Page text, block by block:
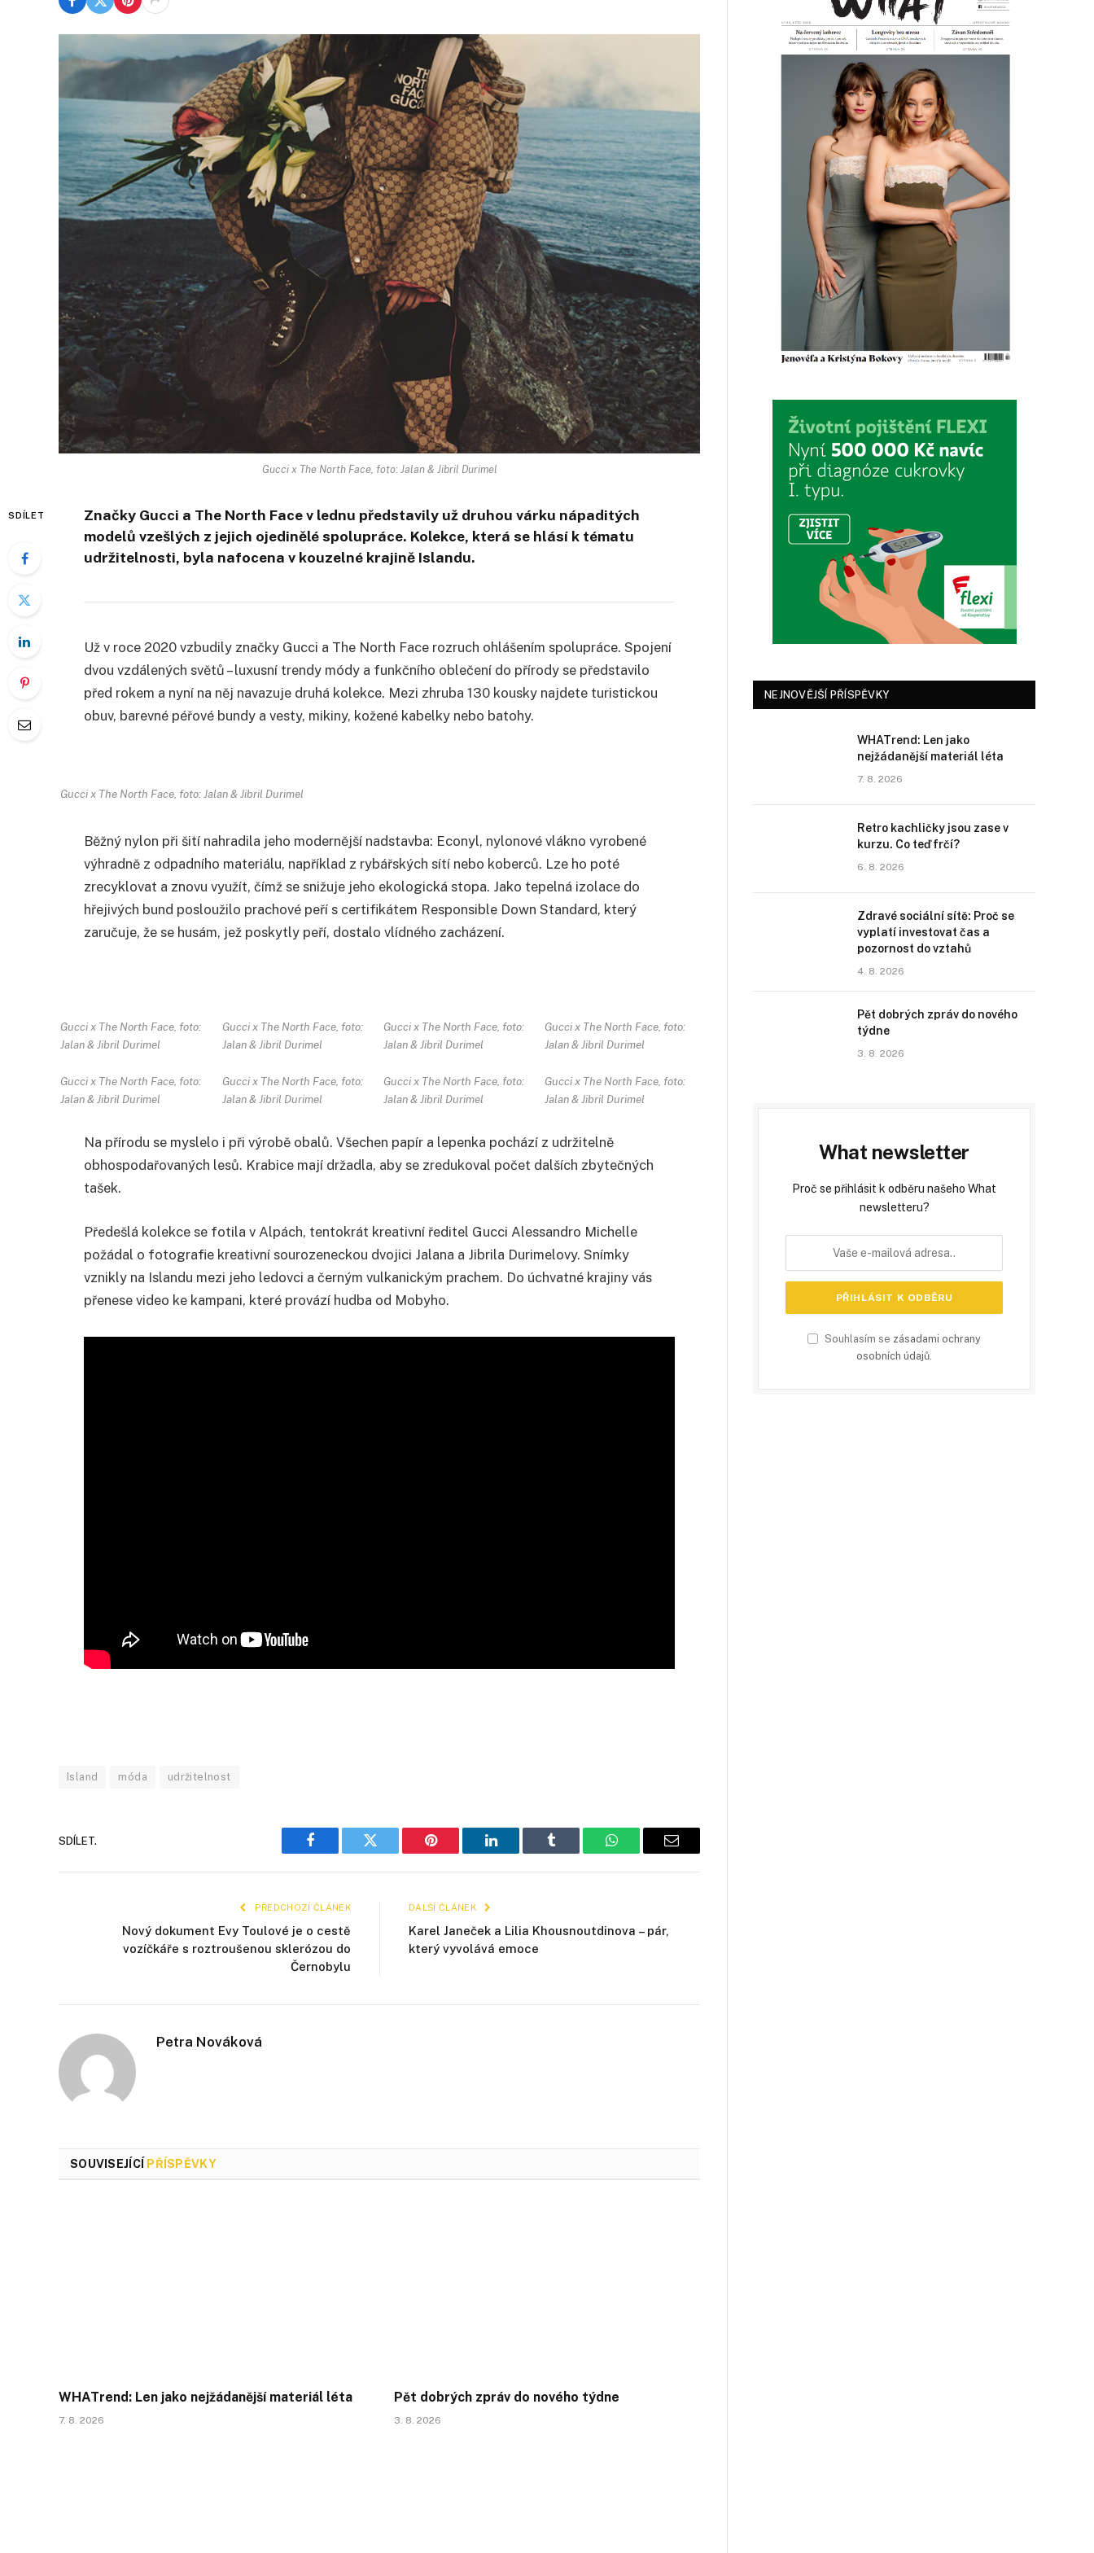
Gucci x The North Face, foto: Jalan & Jibril Durimel
SDÍLET
Značky Gucci a The North Face v lednu představily už druhou várku nápaditých
modelů vzešlých z jejich ojedinělé spolupráce. Kolekce, která se hlásí k tématu
udržitelnosti, byla nafocena v kouzelné krajině Islandu.
Už v roce 2020 vzbudily značky Gucci a The North Face rozruch ohlášením spolupráce. Spojení
dvou vzdálených světů – luxusní trendy módy a funkčního oblečení do přírody se představilo
před rokem a nyní na něj navazuje druhá kolekce. Mezi zhruba 130 kousky najdete turistickou
obuv, barevné péřové bundy a vesty, mikiny, kožené kabelky nebo batohy.
Gucci x The North Face, foto: Jalan & Jibril Durimel
Běžný nylon při šití nahradila jeho modernější nadstavba: Econyl, nylonové vlákno vyrobené
výhradně z odpadního materiálu, například z rybářských sítí nebo koberců. Lze ho poté
zrecyklovat a znovu využít, čímž se snižuje jeho ekologická stopa. Jako tepelná izolace do
hřejivých bund posloužilo prachové peří s certifikátem Responsible Down Standard, který
zaručuje, že se husám, jež poskytly peří, dostalo vlídného zacházení.
Gucci x The North Face, foto:
Jalan & Jibril Durimel
Gucci x The North Face, foto:
Jalan & Jibril Durimel
Gucci x The North Face, foto:
Jalan & Jibril Durimel
Gucci x The North Face, foto:
Jalan & Jibril Durimel
Gucci x The North Face, foto:
Jalan & Jibril Durimel
Gucci x The North Face, foto:
Jalan & Jibril Durimel
Gucci x The North Face, foto:
Jalan & Jibril Durimel
Gucci x The North Face, foto:
Jalan & Jibril Durimel
Na přírodu se myslelo i při výrobě obalů. Všechen papír a lepenka pochází z udržitelně
obhospodařovaných lesů. Krabice mají držadla, aby se zredukoval počet dalších zbytečných
tašek.
Předešlá kolekce se fotila v Alpách, tentokrát kreativní ředitel Gucci Alessandro Michelle
požádal o fotografie kreativní sourozeneckou dvojici Jalana a Jibrila Durimelovy. Snímky
vznikly na Islandu mezi jeho ledovci a černým vulkanickým prachem. Do úchvatné krajiny vás
přenese video ke kampani, které provází hudba od Mobyho.
Island móda udržitelnost
SDÍLET.
Facebook Twitter Pinterest LinkedIn Tumblr WhatsAppE-
PŘEDCHOZÍ ČLÁNEK
Nový dokument Evy Toulové je o cestě
vozíčkáře s roztroušenou sklerózou do
Černobylu
DALŠÍ ČLÁNEK
Karel Janeček a Lilia Khousnoutdinova –⁠ pár,
který vyvolává emoce
Petra Nováková
SOUVISEJÍCÍ PŘÍSPĚVKY
WHATrend: Len jako nejžádanější materiál léta
7. 8. 2026
Pět dobrých zpráv do nového týdne
3. 8. 2026
NEJNOVĚJŠÍ PŘÍSPĚVKY
WHATrend: Len jako
nejžádanější materiál léta
7. 8. 2026
Retro kachličky jsou zase v
kurzu. Co teď frčí?
6. 8. 2026
Zdravé sociální sítě: Proč se
vyplatí investovat čas a
pozornost do vztahů
4. 8. 2026
Pět dobrých zpráv do nového
týdne
3. 8. 2026
What newsletter
Proč se přihlásit k odběru našeho What
newsletteru?
Souhlasím se zásadami ochrany
osobních údajů